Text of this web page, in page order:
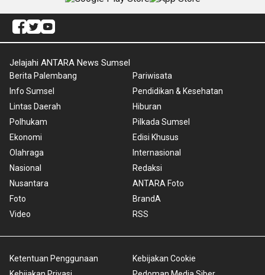
Jelajahi ANTARA News Sumsel
Berita Palembang
Info Sumsel
Lintas Daerah
Polhukam
Ekonomi
Olahraga
Nasional
Nusantara
Foto
Video
Pariwisata
Pendidikan & Kesehatan
Hiburan
Pilkada Sumsel
Edisi Khusus
Internasional
Redaksi
ANTARA Foto
BrandA
RSS
Ketentuan Penggunaan
Kebijakan Cookie